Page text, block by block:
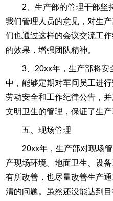
2、生产部的管理干部坚
我们管理人员的意见，对生
们也通过这样的会议交流工
的效果，增强团队精神。
3、20xx年，生产部将安
中，能够定期对车间员工进
劳动安全和工作纪律公告，
文明卫生的管理，保证了生产
五、现场管理
20xx年，生产部对现场
产现场环境。地面卫生、设
有所改善，也尽量改善生产
清的问题。虽然还没能达到